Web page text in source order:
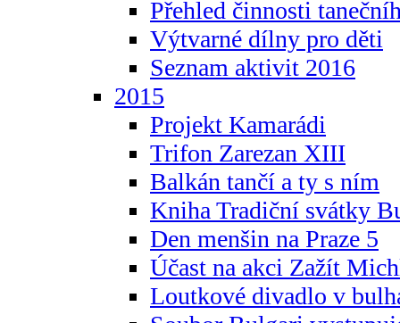
Přehled činnosti
Výtvarné dílny pro děti
Seznam aktivit 2016
2015
Projekt Kamarádi
Trifon Zarezan XIII
Balkán tančí a ty s ním
Kniha Tradiční svátky
Den menšin na Praze 5
Účast na akci Zažít
Loutkové divadlo v